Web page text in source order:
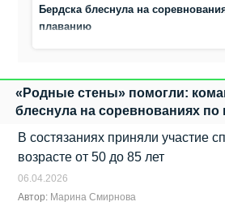
Бердска блеснула на
плаванию
«Родные стены» помогли:
блеснула на соревнованиях
В состязаниях приняли участие
возрасте от 50 до 85 лет
06.04.2026
Автор: Марина Смирнова